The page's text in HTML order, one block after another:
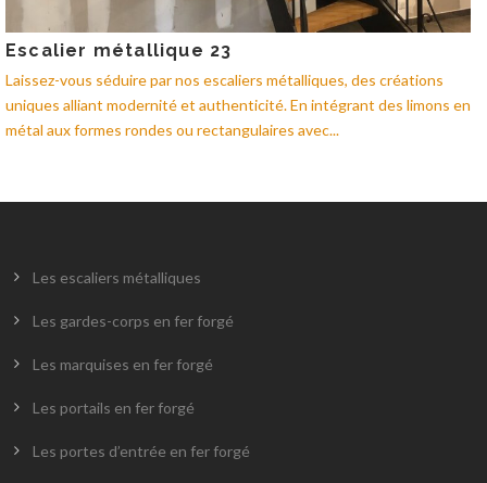
Escalier métallique 23
Laissez-vous séduire par nos escaliers métalliques, des créations
uniques alliant modernité et authenticité. En intégrant des limons en
métal aux formes rondes ou rectangulaires avec...
Les escaliers métalliques
Les gardes-corps en fer forgé
Les marquises en fer forgé
Les portails en fer forgé
Les portes d’entrée en fer forgé